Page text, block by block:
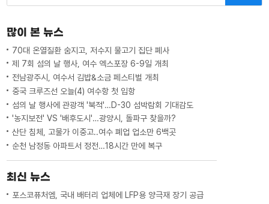
많이 본 뉴스
70대 온열질환 숨지고, 저수지 물고기 집단 폐사
제 7회 섬의 날 행사, 여수 엑스포장 6-9일 개최
전남광주시, 여수서 김밥&소금 페스티벌 개최
중국 크루즈선 오늘(4) 여수항 첫 입항
섬의 날 행사에 관광객 '북적'…D-30 섬박람회 기대감도
'농지보전' VS '배후도시'…광양시, 돌파구 찾을까?
산단 침체, 고물가 이중고..여수 폐업 업소만 6백곳
순천 남정동 아파트서 정전…18시간 만에 복구
최신 뉴스
포스코퓨처엠, 국내 배터리 업체에 LFP용 양극재 장기 공급